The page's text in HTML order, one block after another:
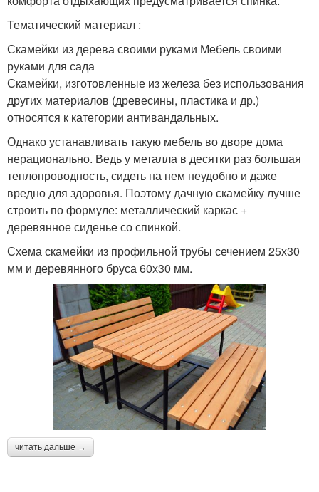
Тематический материал :
Скамейки из дерева своими руками Мебель своими
руками для сада
Скамейки, изготовленные из железа без использования
других материалов (древесины, пластика и др.)
относятся к категории антивандальных.
Однако устанавливать такую мебель во дворе дома
нерационально. Ведь у металла в десятки раз большая
теплопроводность, сидеть на нем неудобно и даже
вредно для здоровья. Поэтому дачную скамейку лучше
строить по формуле: металлический каркас +
деревянное сиденье со спинкой.
Схема скамейки из профильной трубы сечением 25х30
мм и деревянного бруса 60х30 мм.
читать дальше →